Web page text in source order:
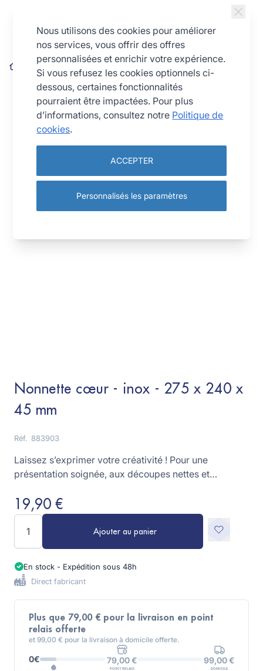
Nonnette cœur - inox - 275 x 240 x 45 mm
Nonnette cœur - inox - 275 x 240 x
45 mm
Réf. 883903
Laissez s’exprimer votre créativité ! Pour une
présentation soignée, aux découpes nettes et
19,90 €
Ajouter au panier
En stock - Expédition sous 48h
Direct fabricant
Plus que 79,00 € pour la livraison en point
relais offerte
et 99,00 € pour la livraison à domicile offerte.
0€ 79,00 €
POINT RELAIS
99,00 €
DOMICILE
Nous utilisons des cookies pour améliorer
nos services, vous offrir des offres
personnalisées et enrichir votre expérience.
Si vous refusez les cookies optionnels ci-
dessous, certaines fonctionnalités
pourraient être impactées. Pour plus
d’informations, consultez notre Politique de
cookies.
ACCEPTER
Personnalisés les paramètres